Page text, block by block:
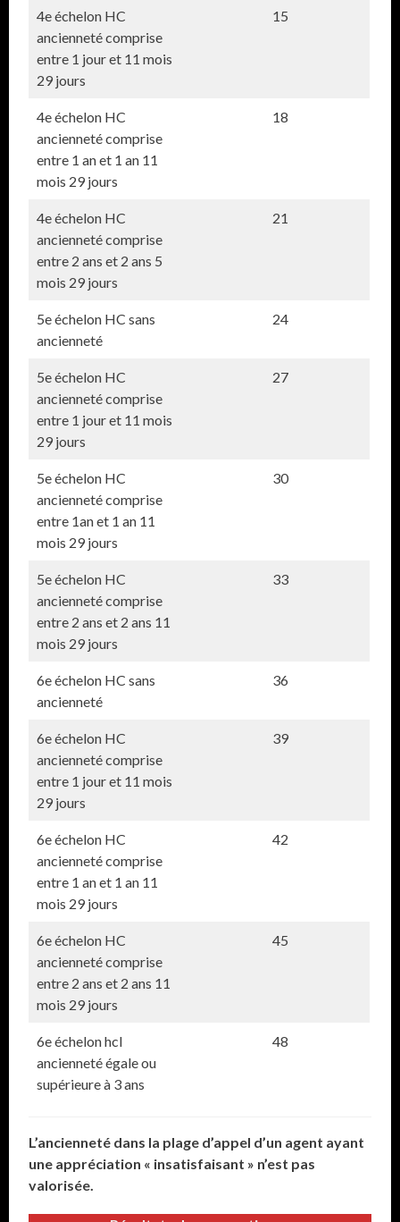
4e échelon HC
ancienneté comprise
entre 1 jour et 11 mois
29 jours
15
4e échelon HC
ancienneté comprise
entre 1 an et 1 an 11
mois 29 jours
18
4e échelon HC
ancienneté comprise
entre 2 ans et 2 ans 5
mois 29 jours
21
5e échelon HC sans
ancienneté
24
5e échelon HC
ancienneté comprise
entre 1 jour et 11 mois
29 jours
27
5e échelon HC
ancienneté comprise
entre 1an et 1 an 11
mois 29 jours
30
5e échelon HC
ancienneté comprise
entre 2 ans et 2 ans 11
mois 29 jours
33
6e échelon HC sans
ancienneté
36
6e échelon HC
ancienneté comprise
entre 1 jour et 11 mois
29 jours
39
6e échelon HC
ancienneté comprise
entre 1 an et 1 an 11
mois 29 jours
42
6e échelon HC
ancienneté comprise
entre 2 ans et 2 ans 11
mois 29 jours
45
6e échelon hcl
ancienneté égale ou
supérieure à 3 ans
48
L’ancienneté dans la plage d’appel d’un agent ayant
une appréciation « insatisfaisant » n’est pas
valorisée.